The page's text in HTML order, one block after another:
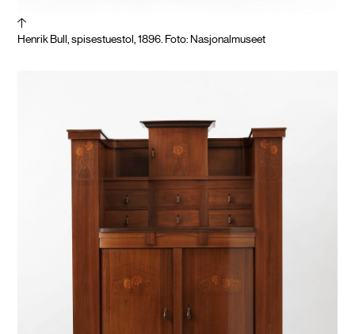
Henrik Bull, spisestuestol, 1896. Foto: Nasjonalmuseet